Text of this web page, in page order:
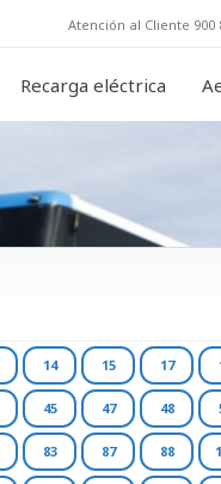
Atención al Cliente 900
Recarga eléctrica
14 15 17
45 47 48
83 87 88